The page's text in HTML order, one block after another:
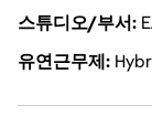
스튜디오/부서
유연근무제